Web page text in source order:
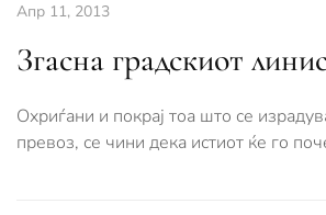
Апр 11, 2013
Згасна градскиот
Охриѓани и покрај тоа што се
превоз, се чини дека истиот ќе го